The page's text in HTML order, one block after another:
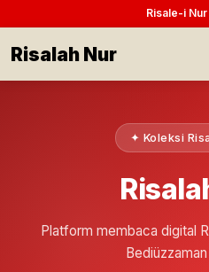
Risale-i Nur
Risalah Nur
✦ Koleksi
Platform membaca digital